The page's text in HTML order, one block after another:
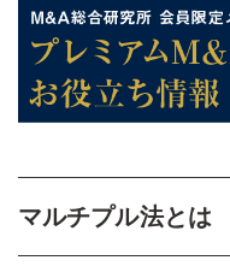
マルチプル法とは